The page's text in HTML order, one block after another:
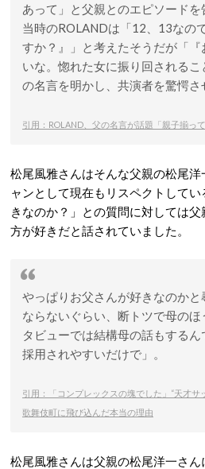
あって」と父親とのエピソードを
当時のROLANDは「12、13なの
すか？』」と考えたそうだが「
いな。惚れた女に振り回される
の名言を明かし、共演者を驚愕さ
引用：ROLAND、父の名言が話題「親子揃っ
松尾風雅さんはそんな父親の松尾
ャンとして現在もリスペクトして
きなのか？」との質問に対しては
方が好きだと話されていました。
やっぱりお父さんが好きなのか
ならないぐらい、断トツで母の
タビューでは結構母の話もする
採用されやすいだけで」。
引用：「コンプレックスの塊でした」“天才サ
歌舞伎町に飛び込んだ本当の理由
松尾風雅さんは父親の松尾洋一さ